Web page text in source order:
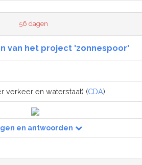
56 dagen
van het project 'zonnespoor'
verkeer en waterstaat) (CDA)
en antwoorden